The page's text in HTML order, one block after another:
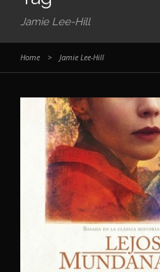
Jamie Lee-Hill
Home > Jamie Lee-Hill